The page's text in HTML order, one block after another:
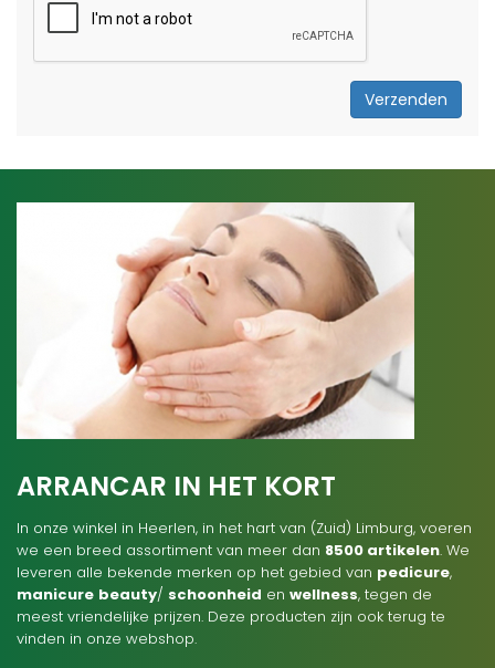
Verzenden
ARRANCAR IN HET KORT
In onze winkel in Heerlen, in het hart van (Zuid) Limburg, voeren
we een breed assortiment van meer dan 8500 artikelen. We
leveren alle bekende merken op het gebied van pedicure,
manicure beauty/ schoonheid en wellness, tegen de
meest vriendelijke prijzen. Deze producten zijn ook terug te
vinden in onze webshop.